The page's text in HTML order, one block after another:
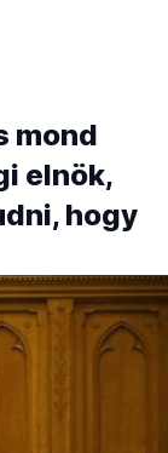
mond
elnök,
hogy